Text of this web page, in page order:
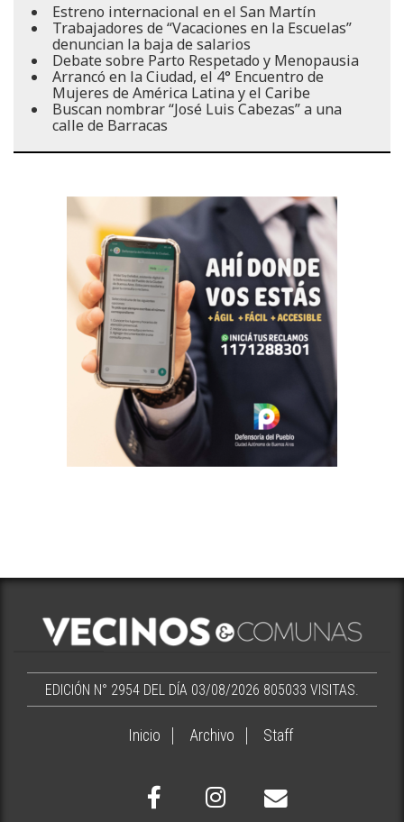
Estreno internacional en el San Martín
Trabajadores de “Vacaciones en la Escuelas”
denuncian la baja de salarios
Debate sobre Parto Respetado y Menopausia
Arrancó en la Ciudad, el 4° Encuentro de
Mujeres de América Latina y el Caribe
Buscan nombrar “José Luis Cabezas” a una
calle de Barracas
EDICIÓN N° 2954 DEL DÍA 03/08/2026 805033 VISITAS.
Inicio Archivo Staff